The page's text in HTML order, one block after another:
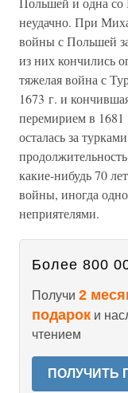
неудачно. При
войны с Польшей
из них кончились
тяжелая война с
1673 г. и
перемирием в 1681
осталась за
какие-нибудь 70
войны, иногда
неприятелями.
Более 800
Получи 2
подарок и
чтением
ПОЛУЧИТЬ